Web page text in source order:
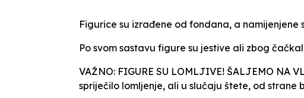
Figurice su izrađene od fondana, a namijenjene
Po svom sastavu figure su jestive ali zbog
VAŽNO: FIGURE SU LOMLJIVE! ŠALJEMO NA
spriječilo lomljenje, ali u slučaju štete, od strane